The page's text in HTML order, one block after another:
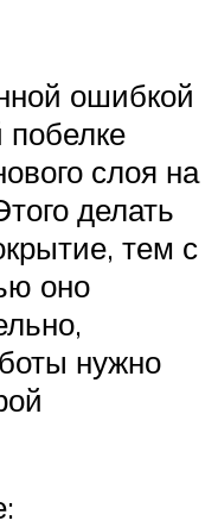
ошибкой
побелке
слоя на
делать
тем с
оно
нужно